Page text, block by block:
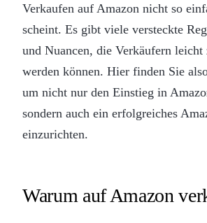
Verkaufen auf Amazon nicht so
scheint. Es gibt viele versteckte
und Nuancen, die Verkäufern leicht
werden können. Hier finden Sie
um nicht nur den Einstieg in
sondern auch ein erfolgreiches
einzurichten.
Warum auf Amazon